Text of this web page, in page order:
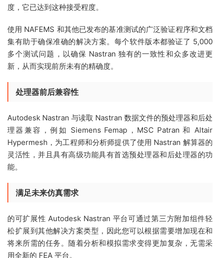
度，它已达到这种接受程度。
使用 NAFEMS 和其他已发布的基准测试的广泛验证程序和文档
集有助于确保准确的解决方案。每个软件版本都验证了 5,000
多个测试问题，以确保 Nastran 独有的一致性和众多改进更
新，从而实现前所未有的精确度。
处理器前后兼容性
Autodesk Nastran 与读取 Nastran 数据文件的预处理器和后处
理器兼容，例如 Siemens Femap，MSC Patran 和 Altair
Hypermesh，为工程师和分析师提供了使用 Nastran 解算器的
灵活性，并且具有高级功能具有首选预处理器和后处理器的功
能。
满足未来仿真需求
的可扩展性 Autodesk Nastran 平台可通过第三方附加组件轻
松扩展到其他解决方案类型，因此您可以根据需要增加现在和
将来所需的任务。随着分析和模拟需求变得更加复杂，无需采
用全新的 FEA 平台。